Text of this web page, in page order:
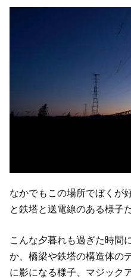
なかでもこの場所でぼくが
と鉄塔と送電線のある様子だ
こんな夕暮れも過ぎた時間
か、橋梁や鉄塔の構造体の
に影になる様子、マジック